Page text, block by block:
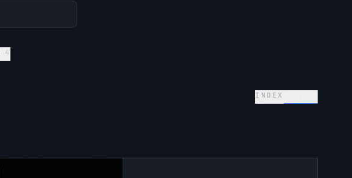
4
INDEX